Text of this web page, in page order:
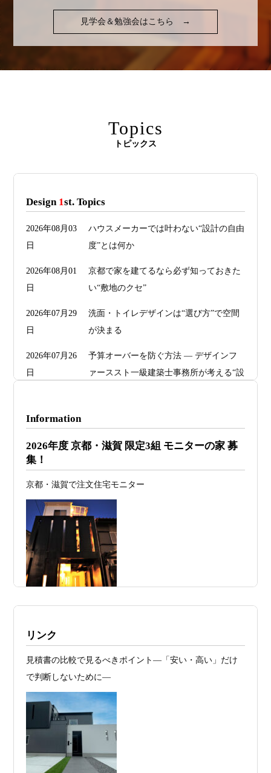
見学会＆勉強会はこちら →
Topics
トピックス
Design 1st. Topics
2026年08月03
日
ハウスメーカーでは叶わない“設計の自由
度”とは何か
2026年08月01
日
京都で家を建てるなら必ず知っておきた
い“敷地のクセ”
2026年07月29
日
洗面・トイレデザインは“選び方”で空間
が決まる
2026年07月26
日
予算オーバーを防ぐ方法 ― デザインフ
ァーススト一級建築士事務所が考える“設
2026年07月24
こそ知っておくべき“建築費が上がる理
2026年07月23
予算が限られていても“美しい家”はつく
れる 削るべき場所・残すべき場所をどう
見極めるか
2026年07月20
日
RC造と木造の本質的な違いと、木造で
RC風デザインを実現するための設計戦略
2026年07月09
日
「自由設計」の本当の意味。どこまで自
由なのか
2026年07月07
【残り1組限定】Design1st.一級建築士事
務所 モニター募集｜“建築家とつくる
Information
2026年度 京都・滋賀 限定3組 モニターの家 募
集！
京都・滋賀で注文住宅モニター
施工例・京都市北区・ハイクラスの家1UP
多数お問合せありがとうございました。2021～
2025年度 京都・滋賀の注文住宅モニター募
お問合せ有難う御座いました。京都市北区I様,京都市中京
区K様,京都市右京区S様,滋賀県大津市T様,京都市中京区A
様,京都市山科区E様,滋賀県大津市S様,滋賀県草津市D様,
京都市中京区M様,京都市北区M様,京都市上京区T様,京都
リンク
見積書の比較で見るべきポイント―「安い・高い」だけ
で判断しないために―